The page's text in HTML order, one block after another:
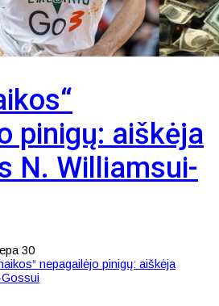
pinigų: aiškėja
N. Williamsui-
30
nepagailėjo pinigų: aiškėja